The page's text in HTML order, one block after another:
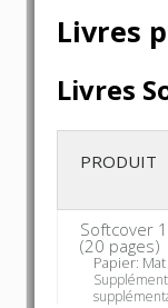
Livres
Livres
PRODUIT
Softcover
(20 pages)
Papier: Mat